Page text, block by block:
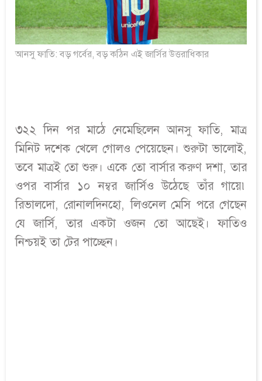
আনসু ফাতি: বড় গর্বের, বড় কঠিন এই জার্সির উত্তরাধিকার
৩২২ দিন পর মাঠে নেমেছিলেন আনসু ফাতি, মাত্র
মিনিট দশেক খেলে গোলও পেয়েছেন। শুরুটা ভালোই,
তবে মাত্রই তো শুরু। একে তো বার্সার করুণ দশা, তার
ওপর বার্সার ১০ নম্বর জার্সিও উঠেছে তাঁর গায়ে৷
রিভালদো, রোনালদিনহো, লিওনেল মেসি পরে গেছেন
যে জার্সি, তার একটা ওজন তো আছেই। ফাতিও
নিশ্চয়ই তা টের পাচ্ছেন।